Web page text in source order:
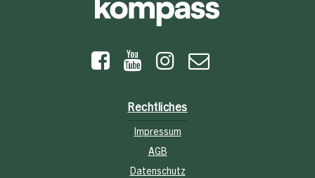
Rechtliches
Impressum
AGB
Datenschutz